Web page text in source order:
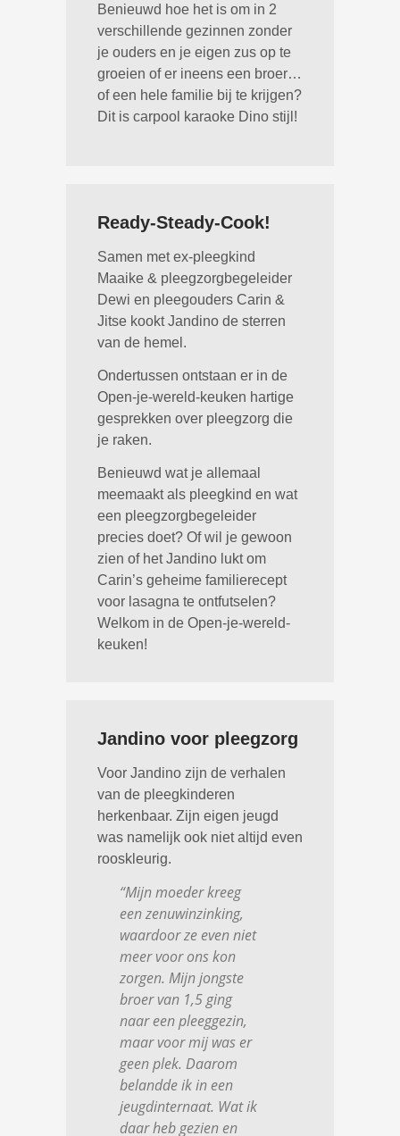
Benieuwd hoe het is om in 2
verschillende gezinnen zonder
je ouders en je eigen zus op te
groeien of er ineens een broer…
of een hele familie bij te krijgen?
Dit is carpool karaoke Dino stijl!
Ready-Steady-Cook!
Samen met ex-pleegkind
Maaike & pleegzorgbegeleider
Dewi en pleegouders Carin &
Jitse kookt Jandino de sterren
van de hemel.
Ondertussen ontstaan er in de
Open-je-wereld-keuken hartige
gesprekken over pleegzorg die
je raken.
Benieuwd wat je allemaal
meemaakt als pleegkind en wat
een pleegzorgbegeleider
precies doet? Of wil je gewoon
zien of het Jandino lukt om
Carin’s geheime familierecept
voor lasagna te ontfutselen?
Welkom in de Open-je-wereld-
keuken!
Jandino voor pleegzorg
Voor Jandino zijn de verhalen
van de pleegkinderen
herkenbaar. Zijn eigen jeugd
was namelijk ook niet altijd even
rooskleurig.
“Mijn moeder kreeg
een zenuwinzinking,
waardoor ze even niet
meer voor ons kon
zorgen. Mijn jongste
broer van 1,5 ging
naar een pleeggezin,
maar voor mij was er
geen plek. Daarom
belandde ik in een
jeugdinternaat. Wat ik
daar heb gezien en